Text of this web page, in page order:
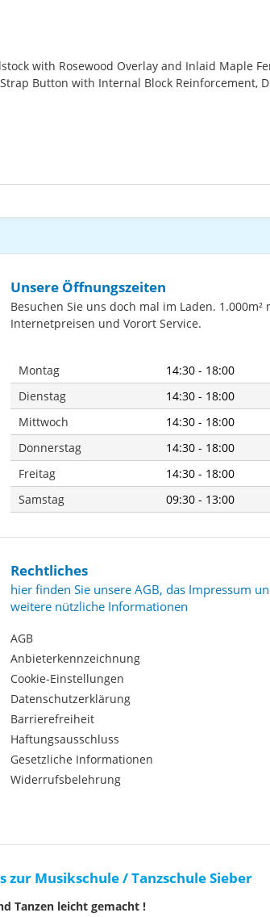
with Rosewood Overlay and Inlaid Maple
Button with Internal Block Reinforcement,
Unsere Öffnungszeiten
Besuchen Sie uns doch mal im Laden. 1.000m²
Internetpreisen und Vorort Service.
Montag
14:30 - 18:00
Dienstag
14:30 - 18:00
Mittwoch
14:30 - 18:00
Donnerstag
14:30 - 18:00
Freitag
14:30 - 18:00
Samstag
09:30 - 13:00
Rechtliches
hier finden Sie unsere AGB, das Impressum
weitere nützliche Informationen
AGB
Anbieterkennzeichnung
Cookie-Einstellungen
Datenschutzerklärung
Barrierefreiheit
Haftungsausschluss
Gesetzliche Informationen
Widerrufsbelehrung
zur Musikschule / Tanzschule Sieber
Tanzen leicht gemacht !